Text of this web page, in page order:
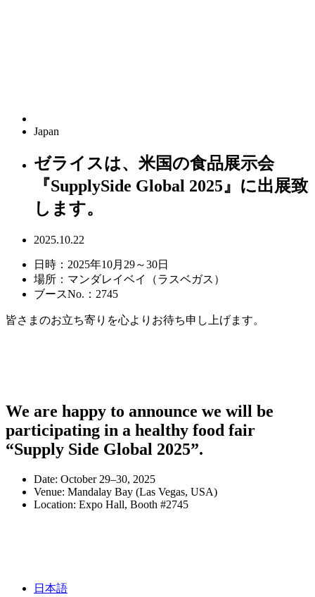
Japan
ゼライスは、米国の食品展示会
『SupplySide Global 2025』に出展致
します。
2025.10.22
日時：2025年10月29～30日
場所：マンダレイベイ（ラスベガス）
ブースNo.：2745
皆さまのお立ち寄りを心よりお待ち申し上げます。
We are happy to announce we will be
participating in a healthy food fair
“Supply Side Global 2025”.
Date: October 29–30, 2025
Venue: Mandalay Bay (Las Vegas, USA)
Location: Expo Hall, Booth #2745
日本語